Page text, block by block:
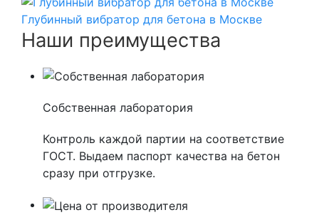
Глубинный вибратор для бетона в Москве
Наши преимущества
Собственная лаборатория
Контроль каждой партии на соответствие
ГОСТ. Выдаем паспорт качества на бетон
сразу при отгрузке.